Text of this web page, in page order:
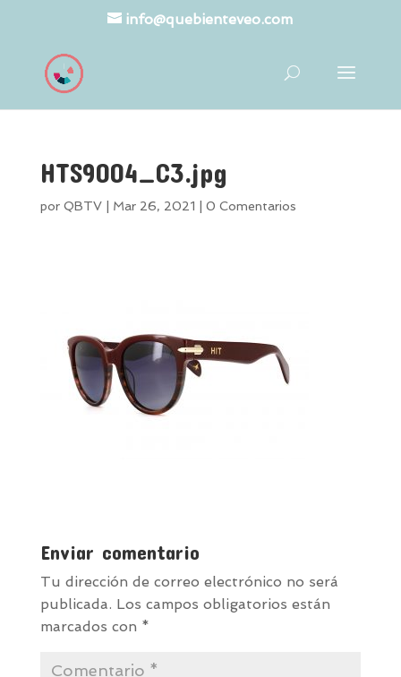
info@quebienteveo.com
HTS9004_C3.jpg
por QBTV| Mar 26, 2021 0 Comentarios
Enviar comentario
Tu dirección de correo electrónico no será
publicada. Los campos obligatorios están
marcados con *